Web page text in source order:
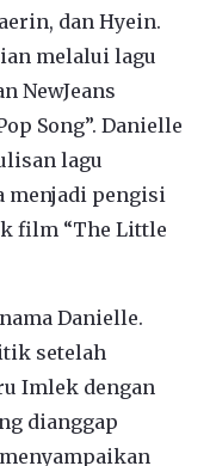
dan Hyein.
melalui lagu
NewJeans
Song”. Danielle
lagu
menjadi pengisi
film “The Little
Danielle.
setelah
Imlek dengan
dianggap